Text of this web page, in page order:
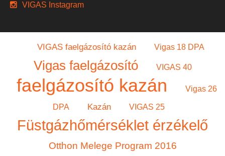
VIGAS Instagram
VIGAS faelgázosító kazán Vigas 18 DPA
Vigas faelgázosító VIGAS 40
faelgázosító kazán Vigas 26
DPA Kazán VIGAS 25
Füstgázhőmérséklet érzékelő
Otthon Melege Program 2016